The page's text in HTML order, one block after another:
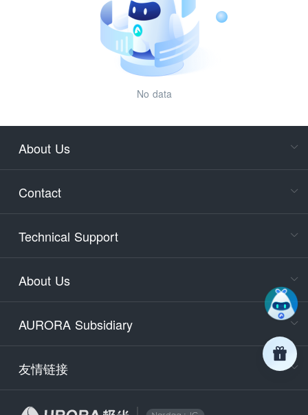
No data
About Us
Contact
Technical Support
About Us
AURORA Subsidiary
友情链接
days)
9:30-
Email